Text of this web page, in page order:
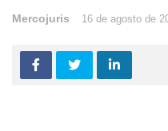
Mercojuris 16 de agosto de